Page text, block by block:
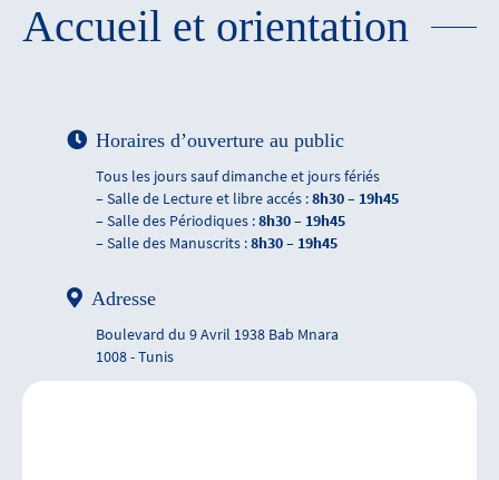
Accueil et orientation
Horaires d’ouverture au public
Tous les jours sauf dimanche et jours fériés
– Salle de Lecture et libre accés :8h30 – 19h45
– Salle des Périodiques :8h30 – 19h45
– Salle des Manuscrits :8h30 – 19h45
Adresse
Boulevard du 9 Avril 1938 Bab Mnara
1008 - Tunis